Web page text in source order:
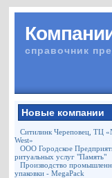
справочник
Новые компании
Ситилинк Череповец, ТЦ
West»
ООО Городское
ритуальных услуг "Память"
Производство
упаковки - MegaPack